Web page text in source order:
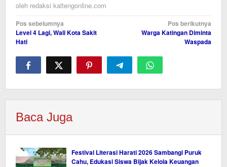
oleh redaksi kaltengonline.com
Navigasi
pos
Pos sebelumnya
Level 4 Lagi, Wali Kota Sakit
Hati
Pos berikutnya
Warga Katingan Diminta
Waspada
Baca Juga
Festival Literasi Harati 2026 Sambangi Puruk
Cahu, Edukasi Siswa Bijak Kelola Keuangan